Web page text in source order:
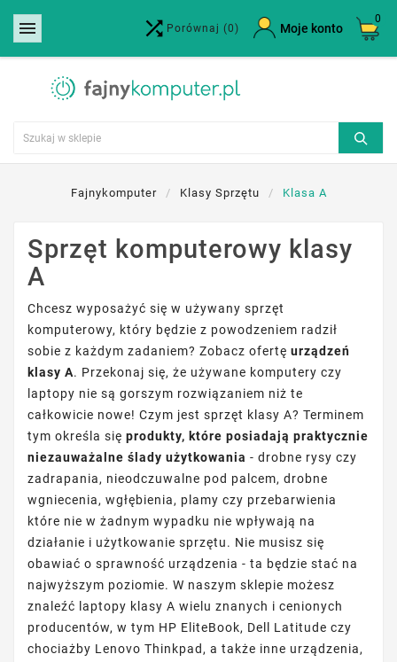
  Porównaj (0) Moje konto
0
Fajnykomputer Klasy Sprzętu Klasa A
Sprzęt komputerowy klasy
A
Chcesz wyposażyć się w używany sprzęt
komputerowy, który będzie z powodzeniem radził
sobie z każdym zadaniem? Zobacz ofertę urządzeń
klasy A. Przekonaj się, że używane komputery czy
laptopy nie są gorszym rozwiązaniem niż te
całkowicie nowe! Czym jest sprzęt klasy A? Terminem
tym określa się produkty, które posiadają praktycznie
niezauważalne ślady użytkowania - drobne rysy czy
zadrapania, nieodczuwalne pod palcem, drobne
wgniecenia, wgłębienia, plamy czy przebarwienia
które nie w żadnym wypadku nie wpływają na
działanie i użytkowanie sprzętu. Nie musisz się
obawiać o sprawność urządzenia - ta będzie stać na
najwyższym poziomie. W naszym sklepie możesz
znaleźć laptopy klasy A wielu znanych i cenionych
producentów, w tym HP EliteBook, Dell Latitude czy
chociażby Lenovo Thinkpad, a także inne urządzenia,
Utwórz listę życzeń ×
Nazwa listy życzeń
Anuluj Utwórz listę życzeń